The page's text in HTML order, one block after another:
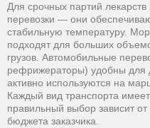
Для срочных партий
перевозки — они
стабильную температуру.
подходят для больших
грузов. Автомобильные
рефрижераторы) удобны для
активно используются на
Каждый вид транспорта
правильный выбор зависит
бюджета заказчика.